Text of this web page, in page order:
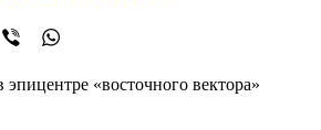
«восточного вектора»